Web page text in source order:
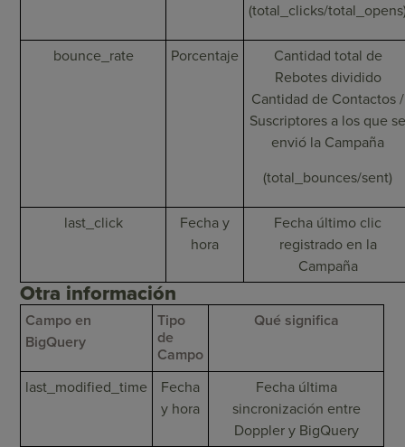
(total_clicks/
bounce_rate Porcentaje
Cantidad total de
Rebotes dividido
Cantidad de Contactos /
Suscriptores a los que
envió la Campaña
(total_bounces/sent)
last_click
Fecha y
hora
Fecha último clic
registrado en la
Campaña
Otra información
Campo en
BigQuery
Tipo
de
Campo
Qué significa
last_modified_time
Fecha
y hora
Fecha última
sincronización entre
Doppler y BigQuery